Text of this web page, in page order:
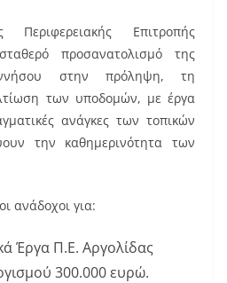
Επιτροπής
προσανατολισμό της
στην πρόληψη, τη
των υποδομών, με έργα
ανάγκες των τοπικών
την καθημερινότητα των
ανάδοχοι για:
Έργα Π.Ε. Αργολίδας
300.000 ευρώ.